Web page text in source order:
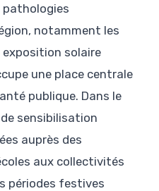
pathologies
notamment les
exposition solaire
une place centrale
publique. Dans le
sensibilisation
auprès des
aux collectivités
périodes festives